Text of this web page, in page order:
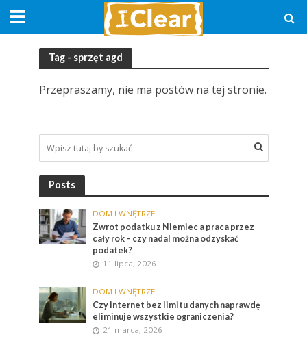
Tag - sprzęt agd
Przepraszamy, nie ma postów na tej stronie.
Posts
DOM I WNĘTRZE
Zwrot podatku z Niemiec a praca przez
cały rok – czy nadal można odzyskać
podatek?
11 lipca, 2026
DOM I WNĘTRZE
Czy internet bez limitu danych naprawdę
eliminuje wszystkie ograniczenia?
21 marca, 2026